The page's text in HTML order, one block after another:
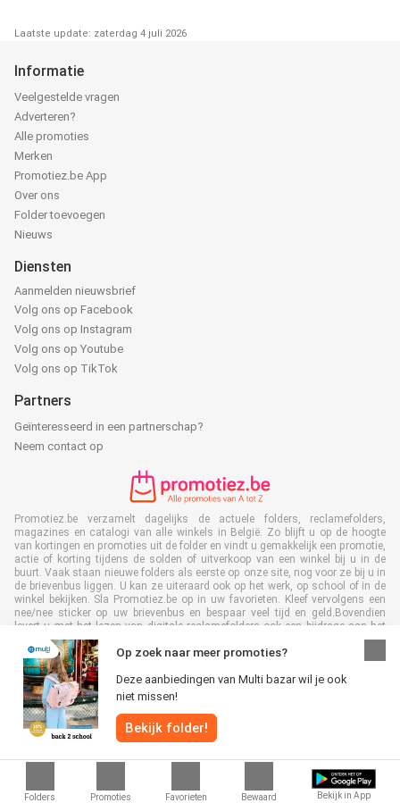
Folders Promoties Favorieten Bewaard Bekijk in App
Laatste update: zaterdag 4 juli 2026
Op zoek naar meer promoties?
Deze aanbiedingen van Multi bazar wil je ook
niet missen!
Bekijk folder!
Informatie
Veelgestelde vragen
Adverteren?
Alle promoties
Merken
Promotiez.be App
Over ons
Folder toevoegen
Nieuws
Diensten
Aanmelden nieuwsbrief
Volg ons op Facebook
Volg ons op Instagram
Volg ons op Youtube
Volg ons op TikTok
Partners
Geïnteresseerd in een partnerschap?
Neem contact op
Promotiez.be verzamelt dagelijks de actuele folders, reclamefolders,
magazines en catalogi van alle winkels in België. Zo blijft u op de hoogte
van kortingen en promoties uit de folder en vindt u gemakkelijk een promotie,
actie of korting tijdens de solden of uitverkoop van een winkel bij u in de
buurt. Vaak staan nieuwe folders als eerste op onze site, nog voor ze bij u in
de brievenbus liggen. U kan ze uiteraard ook op het werk, op school of in de
winkel bekijken. Sla Promotiez.be op in uw favorieten. Kleef vervolgens een
nee/nee sticker op uw brievenbus en bespaar veel tijd en geld.Bovendien
levert u met het lezen van digitale reclamefolders ook een bijdrage aan het
terugdringen van papierafval. Dus het is ook goed voor het milieu!
Alle rechten voorbehouden © Promotiez.be 2026 |
voorwaarden|Privacybeleid